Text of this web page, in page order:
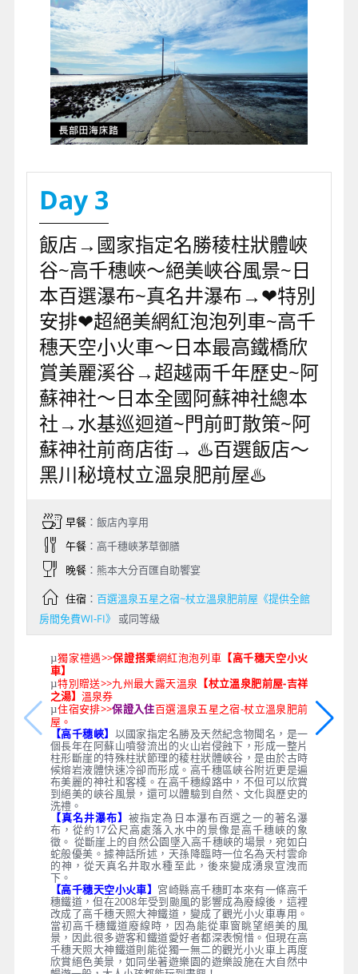
Day 3
飯店→國家指定名勝稜柱狀體峽
谷~高千穗峽～絕美峽谷風景~日
本百選瀑布~真名井瀑布→❤特別
安排❤超絕美網紅泡泡列車~高千
穗天空小火車～日本最高鐵橋欣
賞美麗溪谷→超越兩千年歷史~阿
蘇神社～日本全國阿蘇神社總本
社→水基巡迴道~門前町散策~阿
蘇神社前商店街→ ♨️百選飯店～
黑川秘境杖立溫泉肥前屋♨️
早餐：飯店內享用
午餐：高千穗峽茅草御膳
晚餐：熊本大分百匯自助饗宴
住宿： 百選溫泉五星之宿~杖立溫泉肥前屋《提供全館
房間免費WI-FI》
或同等級
µ獨家禮遇>>保證搭乘網紅泡泡列車 【高千穗天空小火
車】
µ特別贈送>>九州最大露天溫泉 【杖立溫泉肥前屋-吉祥
之湯】 溫泉券
µ住宿安排>>保證入住百選溫泉五星之宿-杖立溫泉肥前
屋。
【高千穗峽】 以國家指定名勝及天然紀念物聞名，是一
個長年在阿蘇山噴發流出的火山岩侵蝕下，形成一整片
柱形斷崖的特殊柱狀節理的稜柱狀體峽谷，是由於古時
候熔岩液體快速冷卻而形成。高千穗區峽谷附近更是遍
布美麗的神社和客棧。在高千穗線路中，不但可以欣賞
到絕美的峽谷風景，還可以體驗到自然、文化與歷史的
洗禮。
【真名井瀑布】被指定為日本瀑布百選之一的著名瀑
布，從約17公尺高處落入水中的景像是高千穗峽的象
徵。 從斷崖上的自然公園墜入高千穗峽的場景，宛如白
蛇般優美。據神話所述，天孫降臨時一位名為天村雲命
的神，從天真名井取水種至此，後來變成湧泉宣洩而
下。
【高千穗天空小火車】 宮崎縣高千穗町本來有一條高千
穗鐵道，但在2008年受到颱風的影響成為廢線後，這裡
改成了高千穗天照大神鐵道，變成了觀光小火車專用。
當初高千穗鐵道廢線時，因為能從車窗眺望絕美的風
景，因此很多遊客和鐵道愛好者都深表惋惜。但現在高
千穗天照大神鐵道則能從獨一無二的觀光小火車上再度
欣賞絕色美景，如同坐著遊樂園的遊樂設施在大自然中